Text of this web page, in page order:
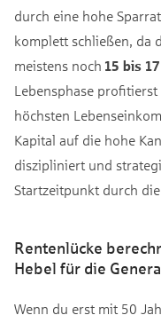
durch eine hohe
komplett schließen, da
meistens noch 15 bis
Lebensphase
höchsten
Kapital auf die hohe
diszipliniert und
Startzeitpunkt durch
Rentenlücke
Hebel für die
Wenn du erst mit 50